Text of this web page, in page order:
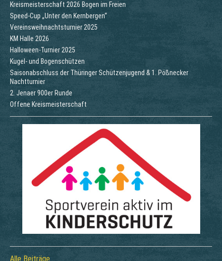
Kreismeisterschaft 2026 Bogen im Freien
Speed-Cup „Unter den Kernbergen“
Vereinsweihnachtsturnier 2025
KM Halle 2026
Halloween-Turnier 2025
Kugel- und Bogenschützen
Saisonabschluss der Thüringer Schützenjugend & 1. Pößnecker
Nachtturnier
2. Jenaer 900er Runde
Offene Kreismeisterschaft
Alle Beiträge